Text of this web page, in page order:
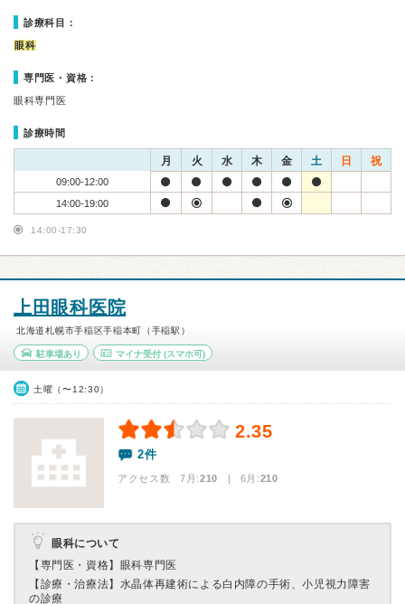
診療科目：
眼科
専門医・資格：
眼科専門医
診療時間
月 火 水 木 金 土 日 祝
09:00-12:00
14:00-19:00
14:00-17:30
上田眼科医院
北海道札幌市手稲区手稲本町（手稲駅）
駐車場あり マイナ受付(スマホ可)
土曜（〜12:30）
2.35
2件
アクセス数 7月:210 | 6月:210
眼科について
【専門医・資格】 眼科専門医
【診療・治療法】 水晶体再建術による白内障の手術、小児視力障害
の診療